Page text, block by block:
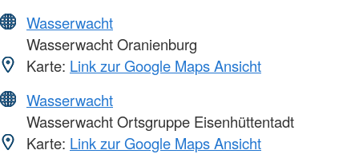
Wasserwacht
Wasserwacht Oranienburg
Karte: Link zur Google Maps Ansicht
Wasserwacht
Wasserwacht Ortsgruppe Eisenhüttentadt
Karte: Link zur Google Maps Ansicht